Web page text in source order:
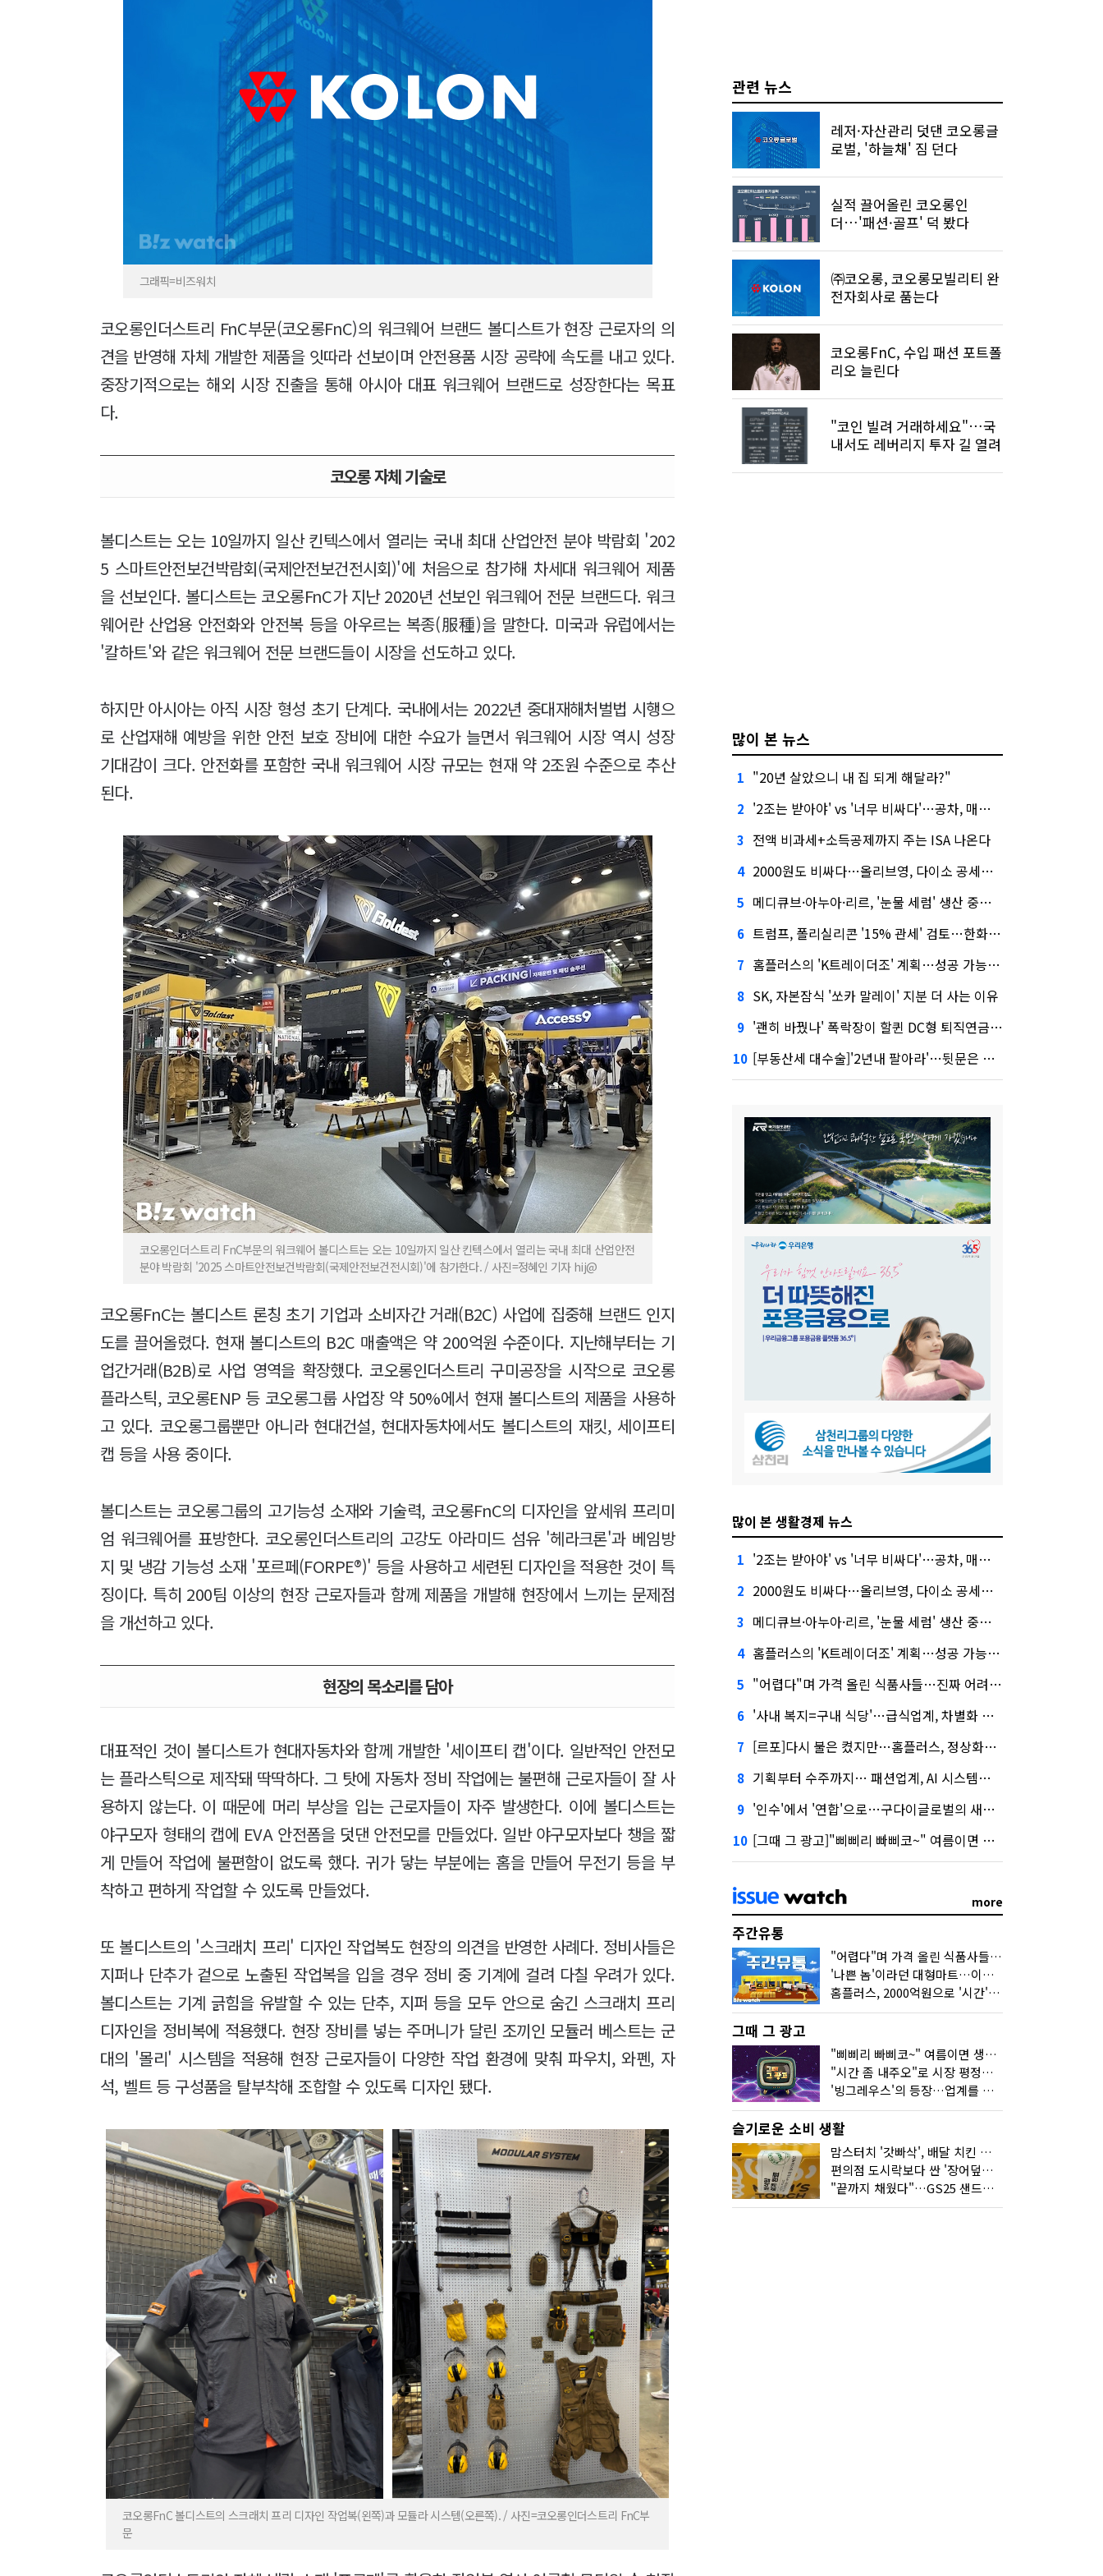
그래픽=비즈워치
코오롱인더스트리 FnC부문(코오롱FnC)의 워크웨어 브랜드 볼디스트가 현장 근로자의 의
견을 반영해 자체 개발한 제품을 잇따라 선보이며 안전용품 시장 공략에 속도를 내고 있다.
중장기적으로는 해외 시장 진출을 통해 아시아 대표 워크웨어 브랜드로 성장한다는 목표
다.
코오롱 자체 기술로
볼디스트는 오는 10일까지 일산 킨텍스에서 열리는 국내 최대 산업안전 분야 박람회 '202
5 스마트안전보건박람회(국제안전보건전시회)'에 처음으로 참가해 차세대 워크웨어 제품
을 선보인다. 볼디스트는 코오롱FnC가 지난 2020년 선보인 워크웨어 전문 브랜드다. 워크
웨어란 산업용 안전화와 안전복 등을 아우르는 복종(服種)을 말한다. 미국과 유럽에서는
'칼하트'와 같은 워크웨어 전문 브랜드들이 시장을 선도하고 있다.
하지만 아시아는 아직 시장 형성 초기 단계다. 국내에서는 2022년 중대재해처벌법 시행으
로 산업재해 예방을 위한 안전 보호 장비에 대한 수요가 늘면서 워크웨어 시장 역시 성장
기대감이 크다. 안전화를 포함한 국내 워크웨어 시장 규모는 현재 약 2조원 수준으로 추산
된다.
코오롱인더스트리 FnC부문의 워크웨어 볼디스트는 오는 10일까지 일산 킨텍스에서 열리는 국내 최대 산업안전
분야 박람회 '2025 스마트안전보건박람회(국제안전보건전시회)'에 참가한다. / 사진=정혜인 기자 hij@
코오롱FnC는 볼디스트 론칭 초기 기업과 소비자간 거래(B2C) 사업에 집중해 브랜드 인지
도를 끌어올렸다. 현재 볼디스트의 B2C 매출액은 약 200억원 수준이다. 지난해부터는 기
업간거래(B2B)로 사업 영역을 확장했다. 코오롱인더스트리 구미공장을 시작으로 코오롱
플라스틱, 코오롱ENP 등 코오롱그룹 사업장 약 50%에서 현재 볼디스트의 제품을 사용하
고 있다. 코오롱그룹뿐만 아니라 현대건설, 현대자동차에서도 볼디스트의 재킷, 세이프티
캡 등을 사용 중이다.
볼디스트는 코오롱그룹의 고기능성 소재와 기술력, 코오롱FnC의 디자인을 앞세워 프리미
엄 워크웨어를 표방한다. 코오롱인더스트리의 고강도 아라미드 섬유 '헤라크론'과 베임방
지 및 냉감 기능성 소재 '포르페(FORPE®)' 등을 사용하고 세련된 디자인을 적용한 것이 특
징이다. 특히 200팀 이상의 현장 근로자들과 함께 제품을 개발해 현장에서 느끼는 문제점
을 개선하고 있다.
현장의 목소리를 담아
대표적인 것이 볼디스트가 현대자동차와 함께 개발한 '세이프티 캡'이다. 일반적인 안전모
는 플라스틱으로 제작돼 딱딱하다. 그 탓에 자동차 정비 작업에는 불편해 근로자들이 잘 사
용하지 않는다. 이 때문에 머리 부상을 입는 근로자들이 자주 발생한다. 이에 볼디스트는
야구모자 형태의 캡에 EVA 안전폼을 덧댄 안전모를 만들었다. 일반 야구모자보다 챙을 짧
게 만들어 작업에 불편함이 없도록 했다. 귀가 닿는 부분에는 홈을 만들어 무전기 등을 부
착하고 편하게 작업할 수 있도록 만들었다.
또 볼디스트의 '스크래치 프리' 디자인 작업복도 현장의 의견을 반영한 사례다. 정비사들은
지퍼나 단추가 겉으로 노출된 작업복을 입을 경우 정비 중 기계에 걸려 다칠 우려가 있다.
볼디스트는 기계 긁힘을 유발할 수 있는 단추, 지퍼 등을 모두 안으로 숨긴 스크래치 프리
디자인을 정비복에 적용했다. 현장 장비를 넣는 주머니가 달린 조끼인 모듈러 베스트는 군
대의 '몰리' 시스템을 적용해 현장 근로자들이 다양한 작업 환경에 맞춰 파우치, 와펜, 자
석, 벨트 등 구성품을 탈부착해 조합할 수 있도록 디자인 됐다.
코오롱FnC 볼디스트의 스크래치 프리 디자인 작업복(왼쪽)과 모듈라 시스템(오른쪽). / 사진=코오롱인더스트리 FnC부
문
관련 뉴스
레저·자산관리 덧댄 코오롱글
로벌, '하늘채' 짐 던다
실적 끌어올린 코오롱인
더…'패션·골프' 덕 봤다
㈜코오롱, 코오롱모빌리티 완
전자회사로 품는다
코오롱FnC, 수입 패션 포트폴
리오 늘린다
"코인 빌려 거래하세요"…국
내서도 레버리지 투자 길 열려
많이 본 뉴스
1 "20년 살았으니 내 집 되게 해달라?"
2 '2조는 받아야' vs '너무 비싸다'…공차, 매각 성공할까
3 전액 비과세+소득공제까지 주는 ISA 나온다
4 2000원도 비싸다…올리브영, 다이소 공세에 '가성비'로 맞불
5 메디큐브·아누아·리르, '눈물 세럼' 생산 중단한다
6 트럼프, 폴리실리콘 '15% 관세' 검토…한화큐셀·OCI 영향은?
7 홈플러스의 'K트레이더조' 계획…성공 가능성은 '글쎄'
8 SK, 자본잠식 '쏘카 말레이' 지분 더 사는 이유
9 '괜히 바꿨나' 폭락장이 할퀸 DC형 퇴직연금…전문가 조언은
10 [부동산세 대수술]'2년내 팔아라'…뒷문은 열었다
많이 본 생활경제 뉴스
1 '2조는 받아야' vs '너무 비싸다'…공차, 매각 성공할까
2 2000원도 비싸다…올리브영, 다이소 공세에 '가성비'로 맞불
3 메디큐브·아누아·리르, '눈물 세럼' 생산 중단한다
4 홈플러스의 'K트레이더조' 계획…성공 가능성은 '글쎄'
5 "어렵다"며 가격 올린 식품사들…진짜 어려운 거 맞아?
6 '사내 복지=구내 식당'…급식업계, 차별화 경쟁 본격화
7 [르포]다시 불은 켰지만…홈플러스, 정상화까진 '까마득'
8 기획부터 수주까지… 패션업계, AI 시스템화 박차
9 '인수'에서 '연합'으로…구다이글로벌의 새로운 투자법
10 [그때 그 광고]"삐삐리 빠삐코~" 여름이면 생각나는 그 노래
more
주간유통
"어렵다"며 가격 올린 식품사들…진짜 어려운 거 맞아?
'나쁜 놈'이라던 대형마트…이젠 '불쌍한 놈' 됐다
홈플러스, 2000억원으로 '시간'을 샀다
그때 그 광고
"삐삐리 빠삐코~" 여름이면 생각나는 그 노래
"시간 좀 내주오"로 시장 평정한 하이마트
'빙그레우스'의 등장…업계를 흔든 '세계관' 마케팅
슬기로운 소비 생활
맘스터치 '갓빠삭', 배달 치킨 선입견을 바꿨다
편의점 도시락보다 싼 '장어덮밥'…오뚜기가 해냈다
"끝까지 채웠다"…GS25 샌드위치의 달라진 '속'사정